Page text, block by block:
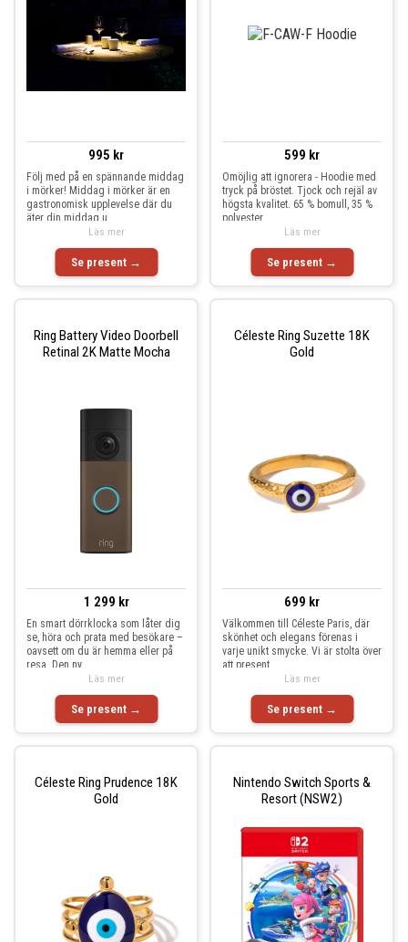
995 kr
Följ med på en spännande middag
i mörker! Middag i mörker är en
gastronomisk upplevelse där du
äter din middag u
Se present →
Läs mer
599 kr
Omöjlig att ignorera - Hoodie med
tryck på bröstet. Tjock och rejäl av
högsta kvalitet. 65 % bomull, 35 %
polyester
Se present →
Läs mer
Ring Battery Video Doorbell
Retinal 2K Matte Mocha
1 299 kr
En smart dörrklocka som låter dig
se, höra och prata med besökare –
oavsett om du är hemma eller på
resa. Den ny
Se present →
Läs mer
Céleste Ring Suzette 18K
Gold
699 kr
Välkommen till Céleste Paris, där
skönhet och elegans förenas i
varje unikt smycke. Vi är stolta över
att present
Se present →
Läs mer
Céleste Ring Prudence 18K
Gold
Nintendo Switch Sports &
Resort (NSW2)